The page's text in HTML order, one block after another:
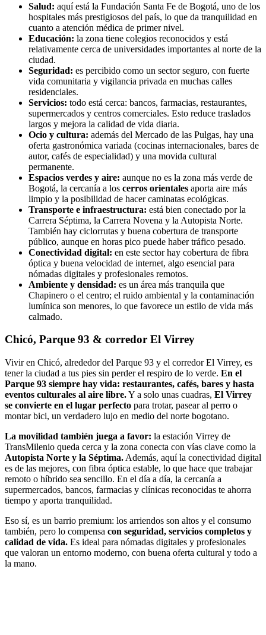
Salud: aquí está la Fundación Santa Fe de Bogotá, uno de los
hospitales más prestigiosos del país, lo que da tranquilidad en
cuanto a atención médica de primer nivel.
Educación: la zona tiene colegios reconocidos y está
relativamente cerca de universidades importantes al norte de la
ciudad.
Seguridad: es percibido como un sector seguro, con fuerte
vida comunitaria y vigilancia privada en muchas calles
residenciales.
Servicios: todo está cerca: bancos, farmacias, restaurantes,
supermercados y centros comerciales. Esto reduce traslados
largos y mejora la calidad de vida diaria.
Ocio y cultura: además del Mercado de las Pulgas, hay una
oferta gastronómica variada (cocinas internacionales, bares de
autor, cafés de especialidad) y una movida cultural
permanente.
Espacios verdes y aire: aunque no es la zona más verde de
Bogotá, la cercanía a los cerros orientales aporta aire más
limpio y la posibilidad de hacer caminatas ecológicas.
Transporte e infraestructura: está bien conectado por la
Carrera Séptima, la Carrera Novena y la Autopista Norte.
También hay ciclorrutas y buena cobertura de transporte
público, aunque en horas pico puede haber tráfico pesado.
Conectividad digital: en este sector hay cobertura de fibra
óptica y buena velocidad de internet, algo esencial para
nómadas digitales y profesionales remotos.
Ambiente y densidad: es un área más tranquila que
Chapinero o el centro; el ruido ambiental y la contaminación
lumínica son menores, lo que favorece un estilo de vida más
calmado.
Chicó, Parque 93 & corredor El Virrey
Vivir en Chicó, alrededor del Parque 93 y el corredor El Virrey, es
tener la ciudad a tus pies sin perder el respiro de lo verde. En el
Parque 93 siempre hay vida: restaurantes, cafés, bares y hasta
eventos culturales al aire libre.Y a solo unas cuadras, El Virrey
se convierte en el lugar perfecto para trotar, pasear al perro o
montar bici, un verdadero lujo en medio del norte bogotano.
La movilidad también juega a favor: la estación Virrey de
TransMilenio queda cerca y la zona conecta con vías clave como la
Autopista Norte y la Séptima. Además, aquí la conectividad digital
es de las mejores, con fibra óptica estable, lo que hace que trabajar
remoto o híbrido sea sencillo. En el día a día, la cercanía a
supermercados, bancos, farmacias y clínicas reconocidas te ahorra
tiempo y aporta tranquilidad.
Eso sí, es un barrio premium: los arriendos son altos y el consumo
también, pero lo compensa con seguridad, servicios completos y
calidad de vida. Es ideal para nómadas digitales y profesionales
que valoran un entorno moderno, con buena oferta cultural y todo a
la mano.